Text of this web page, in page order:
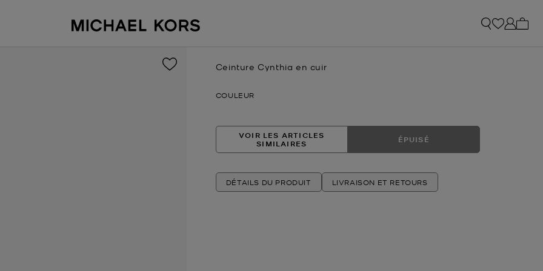
Ceinture Cynthia en cuir
COULEUR
VOIR LES ARTICLES
SIMILAIRES
ÉPUISÉ
DÉTAILS DU PRODUIT LIVRAISON ET RETOURS